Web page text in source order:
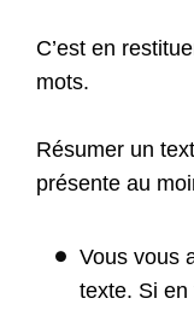
C’est en
mots.
Résumer un
présente au
Vous vous
texte. Si